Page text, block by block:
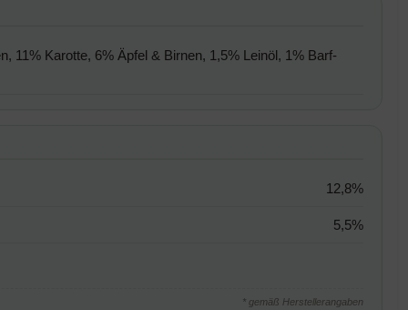
11% Karotte, 6% Äpfel & Birnen, 1,5% Leinöl, 1% Barf-
12,8%
5,5%
* gemäß Herstellerangaben